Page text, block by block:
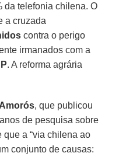
da telefonia chilena. O
a cruzada
contra o perigo
irmanados com a
. A reforma agrária
, que publicou
de pesquisa sobre
que a “via chilena ao
conjunto de causas: